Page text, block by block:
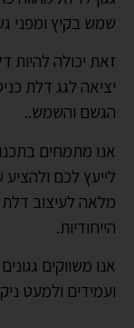
שמש בקיץ ומפני
זאת יכולה להיות
יציאה לגג דלת
הגשם והשמש..
אנו מתמחים
לייעץ לכם
מלאה לעיצוב דלת
הייחודיות.
אנו משווקים
ועמידים ולמעט